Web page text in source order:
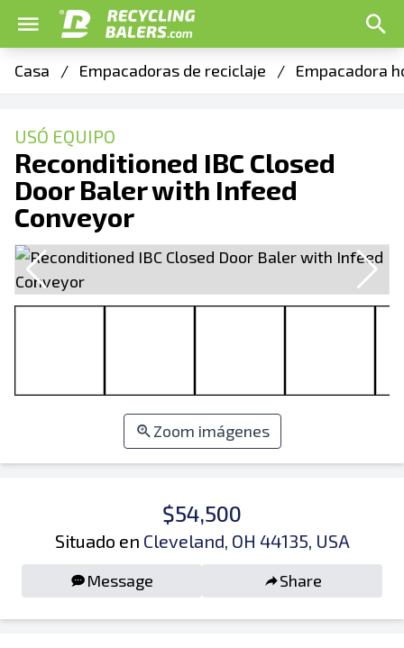
Casa / Empacadoras de reciclaje / Empacadora
USÓ EQUIPO
Reconditioned IBC Closed
Door Baler with Infeed
Conveyor
Zoom imágenes
$54,500
Situado en Cleveland, OH 44135, USA
Message Share